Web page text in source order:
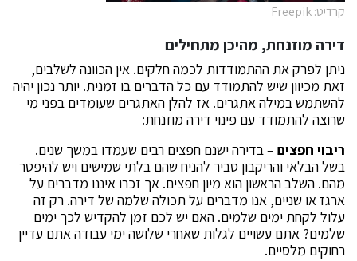
קרדיט: Freepik
דירה מוזנחת, מהיכן מתחילים
ניתן לפרק את ההתמודדות לכמה חלקים. אין הכוונה לשלבים,
זאת מכיוון שיש להתמודד עם כל הדברים בו זמנית. יותר נכון יהיה
להשתמש במילה אתגרים. אז להלן האתגרים שעומדים בפני מי
שרוצה להתמודד עם פינוי דירה מוזנחת:
ריבוי חפצים – בדירה ישנם חפצים רבים שעמדו במשך שנים.
בשל הבלאי והריקבון סביר להניח שהם בלתי שמישים ויש להיפטר
מהם. השלב הראשון הוא מיון חפצים. אך זכרו איננו מדברים על
ארגז או שניים, אנו מדברים על תכולה שלמה של דירה. רק זה
עלול לקחת ימים שלמים. האם יש לכם זמן להקדיש לכך ימים
שלמים? אתם עשויים לגלות שאחרי שלושה ימי עבודה אתם עדיין
רחוקים מלסיים.